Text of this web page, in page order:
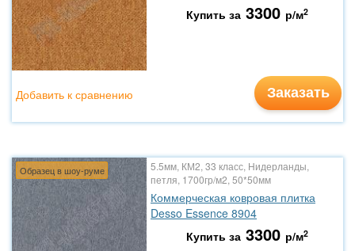
Купить за 3300 р/м2
Заказать
Добавить к сравнению
Образец в шоу-руме
5.5мм, КМ2, 33 класс, Нидерланды,
петля, 1700гр/м2, 50*50мм
Коммерческая ковровая плитка
Desso Essence 8904
Купить за 3300 р/м2